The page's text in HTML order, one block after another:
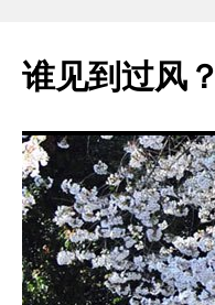
正
文
谁见到过风？